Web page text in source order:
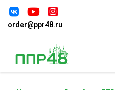
order@ppr48.ru